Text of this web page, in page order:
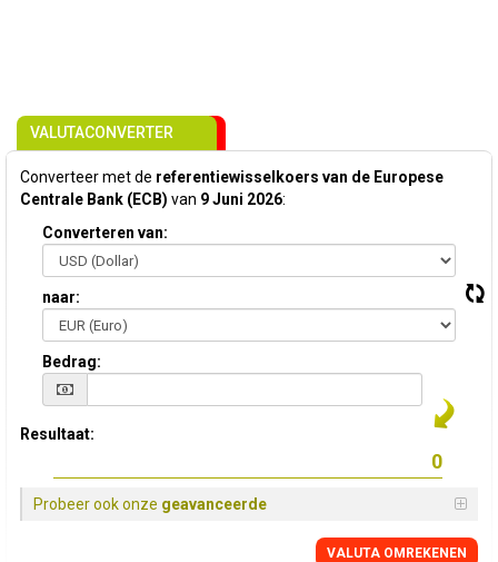
VALUTACONVERTER
Converteer met de referentiewisselkoers van de Europese
Centrale Bank (ECB) van 9 Juni 2026:
Converteren van:
naar:
Bedrag:
Resultaat:
Probeer ook onze geavanceerde
VALUTA OMREKENEN